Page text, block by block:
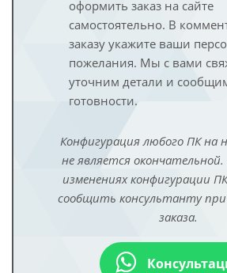
оформить заказ на сайте
самостоятельно. В
заказу укажите ваши
пожелания. Мы с вами
уточним детали и
готовности.
Конфигурация любого ПК на
не является
изменениях конфигурации
сообщить консультанту
заказа.